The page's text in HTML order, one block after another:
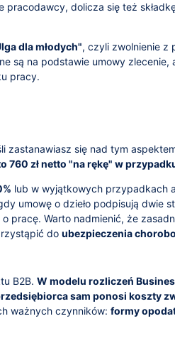
pracodawcy, dolicza się też
dla młodych", czyli zwolnienie z
są na podstawie umowy zlecenie,
pracy.
zastanawiasz się nad tym
zł netto "na rękę" w
lub w wyjątkowych przypadkach
umowę o dzieło podpisują dwie
pracę. Warto nadmienić, że
do ubezpieczenia
B2B. W modelu rozliczeń
sam ponosi koszty
ważnych czynników: formy